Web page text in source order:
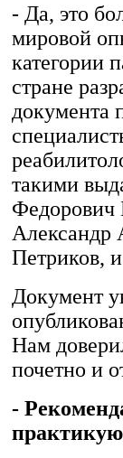
- Да, это
мировой
категории
стране
документа
такими
Федорович
Александр
Петриков,
Документ
Нам
почетно и
-